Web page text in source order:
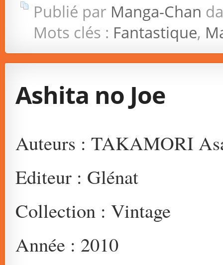
Publié par Manga-Chan
Mots clés : Fantastique,
Ashita no Joe
Auteurs : TAKAMORI
Editeur : Glénat
Collection : Vintage
Année : 2010